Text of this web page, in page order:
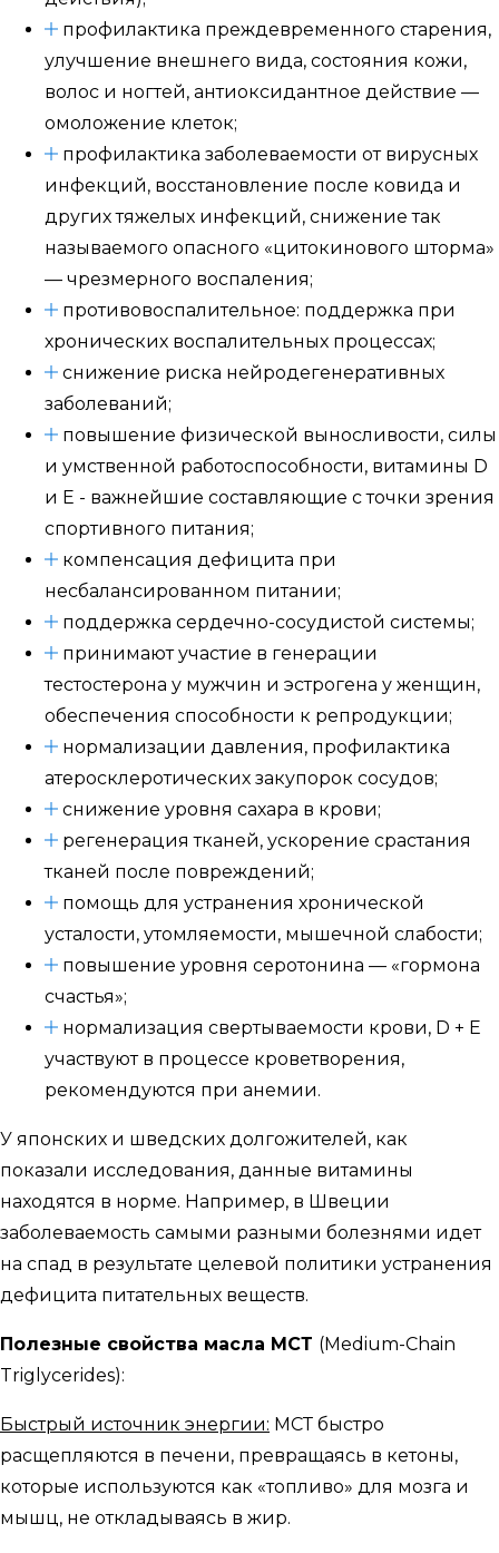
профилактика преждевременного старения,
улучшение внешнего вида, состояния кожи,
волос и ногтей, антиоксидантное действие —
омоложение клеток;
профилактика заболеваемости от вирусных
инфекций, восстановление после ковида и
других тяжелых инфекций, снижение так
называемого опасного «цитокинового шторма»
— чрезмерного воспаления;
противовоспалительное: поддержка при
хронических воспалительных процессах;
снижение риска нейродегенеративных
заболеваний;
повышение физической выносливости, силы
и умственной работоспособности, витамины D
и Е - важнейшие составляющие с точки зрения
спортивного питания;
компенсация дефицита при
несбалансированном питании;
поддержка сердечно-сосудистой системы;
принимают участие в генерации
тестостерона у мужчин и эстрогена у женщин,
обеспечения способности к репродукции;
нормализации давления, профилактика
атеросклеротических закупорок сосудов;
снижение уровня сахара в крови;
регенерация тканей, ускорение срастания
тканей после повреждений;
помощь для устранения хронической
усталости, утомляемости, мышечной слабости;
повышение уровня серотонина — «гормона
счастья»;
нормализация свертываемости крови, D + E
участвуют в процессе кроветворения,
рекомендуются при анемии.
У японских и шведских долгожителей, как
показали исследования, данные витамины
находятся в норме. Например, в Швеции
заболеваемость самыми разными болезнями идет
на спад в результате целевой политики устранения
дефицита питательных веществ.
Полезные свойства масла МСТ (Medium-Chain
Triglycerides):
Быстрый источник энергии: МСТ быстро
расщепляются в печени, превращаясь в кетоны,
которые используются как «топливо» для мозга и
мышц, не откладываясь в жир.